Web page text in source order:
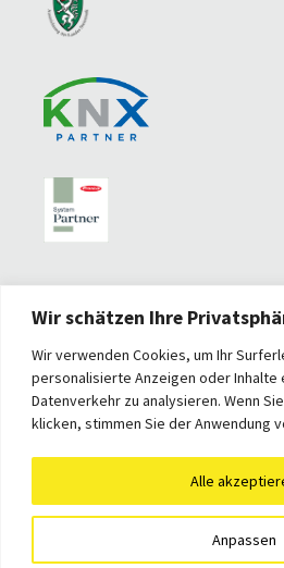
Wir schätzen Ihre
Wir verwenden Cookies, um Ihr
personalisierte Anzeigen oder Inhalte
Datenverkehr zu analysieren. Wenn
klicken, stimmen Sie der Anwendung
Anpassen
Alle